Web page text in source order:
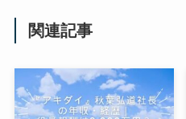
関連記事